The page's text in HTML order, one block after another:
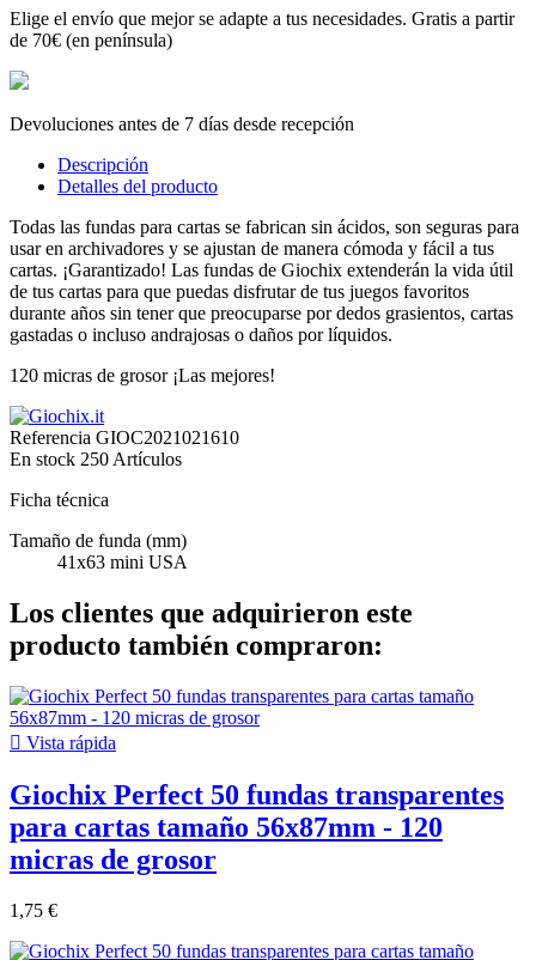
Elige el envío que mejor se adapte a tus necesidades. Gratis a partir
de 70€ (en península)
Devoluciones antes de 7 días desde recepción
Descripción
Detalles del producto
Todas las fundas para cartas se fabrican sin ácidos, son seguras para
usar en archivadores y se ajustan de manera cómoda y fácil a tus
cartas. ¡Garantizado! Las fundas de Giochix extenderán la vida útil
de tus cartas para que puedas disfrutar de tus juegos favoritos
durante años sin tener que preocuparse por dedos grasientos, cartas
gastadas o incluso andrajosas o daños por líquidos.
120 micras de grosor ¡Las mejores!
Referencia GIOC2021021610
En stock 250 Artículos
Ficha técnica
Tamaño de funda (mm)
41x63 mini USA
Los clientes que adquirieron este
producto también compraron:
 Vista rápida
Giochix Perfect 50 fundas transparentes
para cartas tamaño 56x87mm - 120
micras de grosor
1,75 €